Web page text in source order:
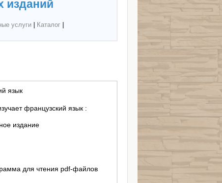
изданий
услуги| Каталог|
язык
французский язык :
издание
для чтения pdf-файлов